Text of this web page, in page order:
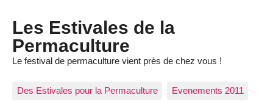
Les Estivales de la
Permaculture
Le festival de permaculture vient près de chez vous !
Des Estivales pour la Permaculture Evenements 2011